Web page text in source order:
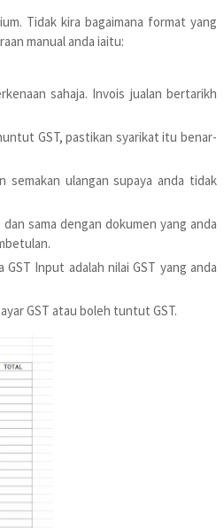
Tidak kira bagaimana format yang
manual anda iaitu:
sahaja. Invois jualan bertarikh
GST, pastikan syarikat itu benar-
ulangan supaya anda tidak
sama dengan dokumen yang anda
Input adalah nilai GST yang anda
GST atau boleh tuntut GST.